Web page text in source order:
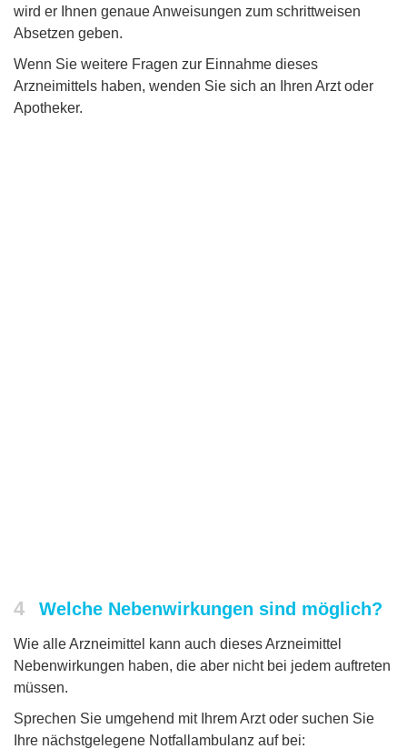
wird er Ihnen genaue Anweisungen zum schrittweisen
Absetzen geben.
Wenn Sie weitere Fragen zur Einnahme dieses
Arzneimittels haben, wenden Sie sich an Ihren Arzt oder
Apotheker.
4 Welche Nebenwirkungen sind möglich?
Wie alle Arzneimittel kann auch dieses Arzneimittel
Nebenwirkungen haben, die aber nicht bei jedem auftreten
müssen.
Sprechen Sie umgehend mit Ihrem Arzt oder suchen Sie
Ihre nächstgelegene Notfallambulanz auf bei: